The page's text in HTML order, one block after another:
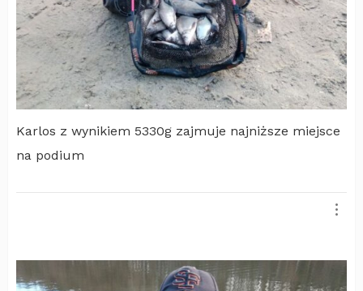
Karlos z wynikiem 5330g zajmuje najniższe miejsce
na podium